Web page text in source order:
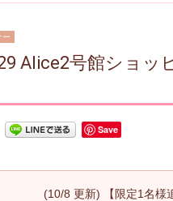
ー
Alice2号館ショ
Save
(10/8 更新) 【限定1名様